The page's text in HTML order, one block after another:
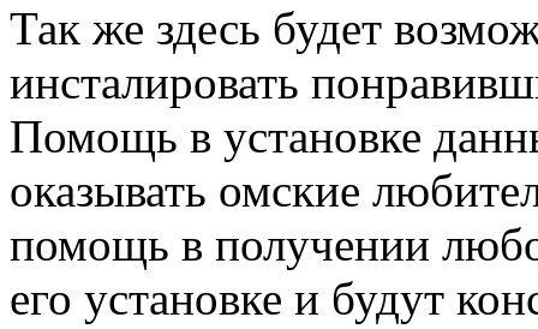
Так же здесь будет
инсталировать
Помощь в установке
оказывать омские
помощь в получении
его установке и будут